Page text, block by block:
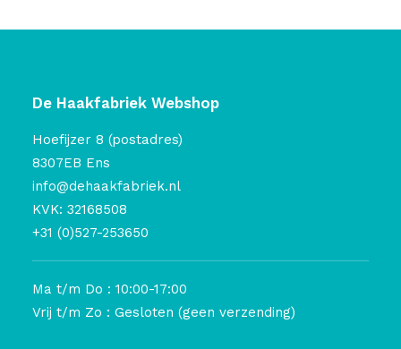
De Haakfabriek Webshop
Hoefijzer 8 (postadres)
8307EB Ens
info@dehaakfabriek.nl
KVK: 32168508
+31 (0)527-253650
Ma t/m Do : 10:00-17:00
Vrij t/m Zo : Gesloten (geen verzending)